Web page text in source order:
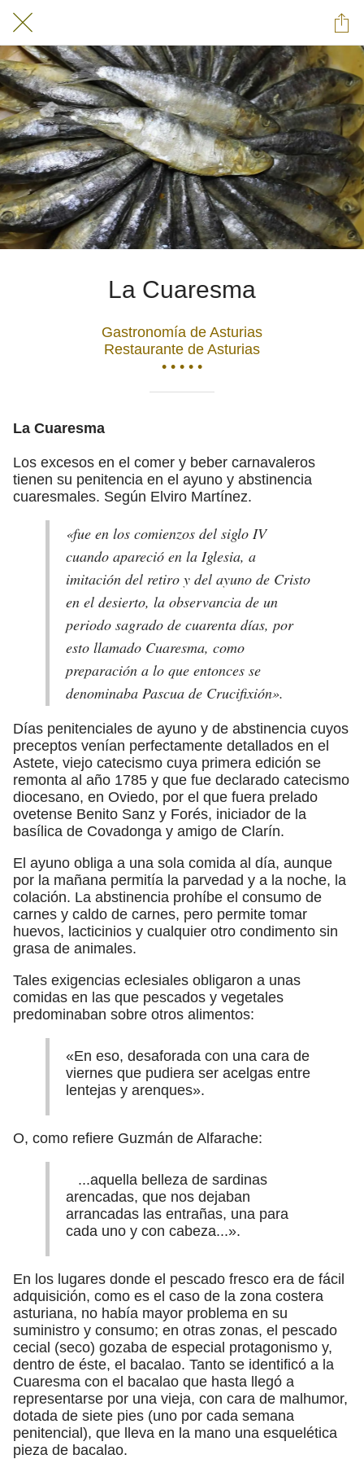
La Cuaresma
Gastronomía de Asturias
Restaurante de Asturias
• • • • •
La Cuaresma
Los excesos en el comer y beber carnavaleros
tienen su penitencia en el ayuno y abstinencia
cuaresmales. Según Elviro Martínez.
«fue en los comienzos del siglo IV
cuando apareció en la Iglesia, a
imitación del retiro y del ayuno de Cristo
en el desierto, la observancia de un
periodo sagrado de cuarenta días, por
esto llamado Cuaresma, como
preparación a lo que entonces se
denominaba Pascua de Crucifixión».
Días penitenciales de ayuno y de abstinencia cuyos
preceptos venían perfectamente detallados en el
Astete, viejo catecismo cuya primera edición se
remonta al año 1785 y que fue declarado catecismo
diocesano, en Oviedo, por el que fuera prelado
ovetense Benito Sanz y Forés, iniciador de la
basílica de Covadonga y amigo de Clarín.
El ayuno obliga a una sola comida al día, aunque
por la mañana permitía la parvedad y a la noche, la
colación. La abstinencia prohíbe el consumo de
carnes y caldo de carnes, pero permite tomar
huevos, lacticinios y cualquier otro condimento sin
grasa de animales.
Tales exigencias eclesiales obligaron a unas
comidas en las que pescados y vegetales
predominaban sobre otros alimentos:
«En eso, desaforada con una cara de
viernes que pudiera ser acelgas entre
lentejas y arenques».
O, como refiere Guzmán de Alfarache:
...aquella belleza de sardinas
arencadas, que nos dejaban
arrancadas las entrañas, una para
cada uno y con cabeza...».
En los lugares donde el pescado fresco era de fácil
adquisición, como es el caso de la zona costera
asturiana, no había mayor problema en su
suministro y consumo; en otras zonas, el pescado
cecial (seco) gozaba de especial protagonismo y,
dentro de éste, el bacalao. Tanto se identificó a la
Cuaresma con el bacalao que hasta llegó a
representarse por una vieja, con cara de malhumor,
dotada de siete pies (uno por cada semana
penitencial), que lleva en la mano una esquelética
pieza de bacalao.